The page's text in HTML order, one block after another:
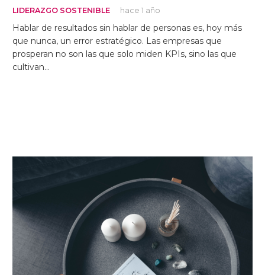
LIDERAZGO SOSTENIBLE hace 1 año
Hablar de resultados sin hablar de personas es, hoy más
que nunca, un error estratégico. Las empresas que
prosperan no son las que solo miden KPIs, sino las que
cultivan…